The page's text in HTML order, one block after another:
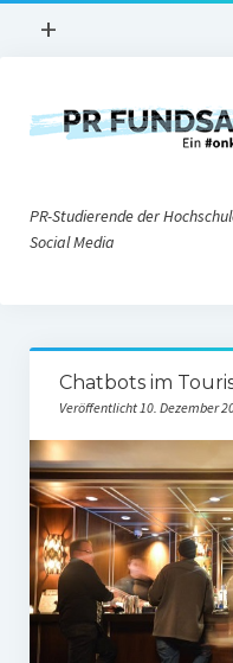
Menü
+
PR@h_da
Nonprofit-PR
Corporate Weblogs
Podcasting
Social Media
PR-Theorie
PR-Ethik
PR-Literatur
PR-Studierende der
Social Media
Über uns
Impressum
Datenschutz
Chatbots im
Veröffentlicht 10. Dezember